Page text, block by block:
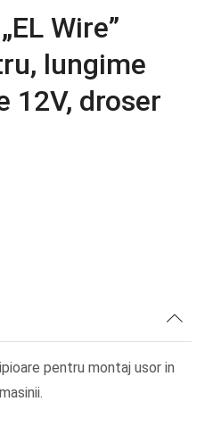
Wire”
lungime
12V, droser
pentru montaj usor in